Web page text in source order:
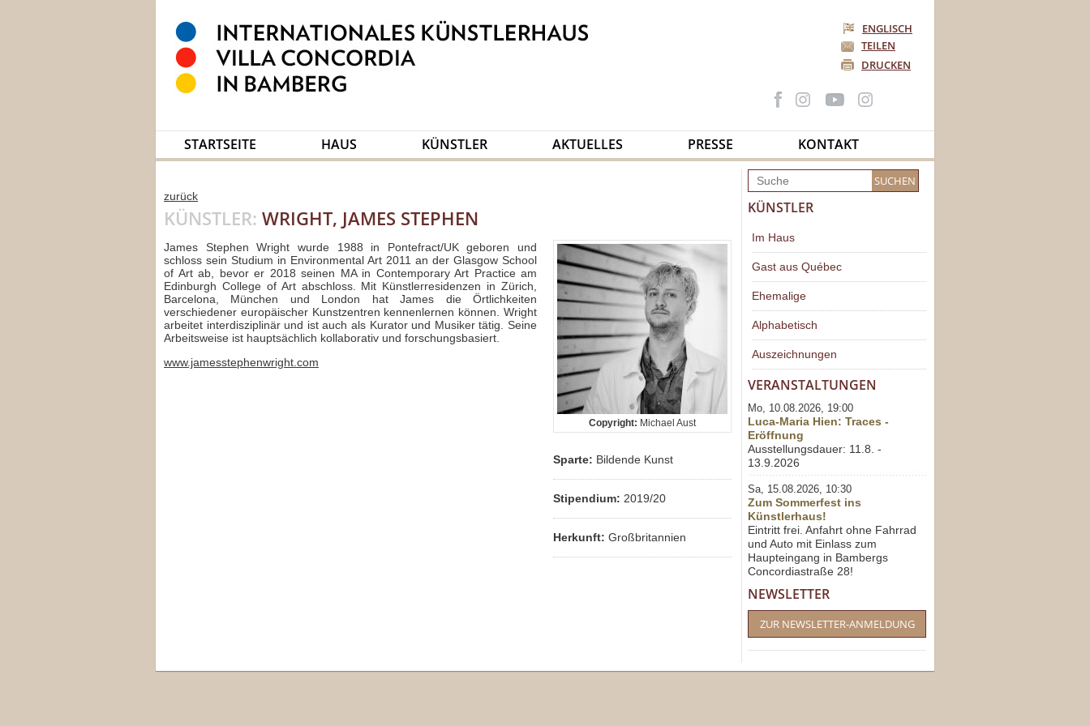
ENGLISCH
TEILEN
DRUCKEN
STARTSEITE HAUS KÜNSTLER AKTUELLES PRESSE KONTAKT
zurück
KÜNSTLER: WRIGHT, JAMES STEPHEN
Copyright: Michael Aust
Sparte: Bildende Kunst
Stipendium: 2019/20
Herkunft: Großbritannien
James Stephen Wright wurde 1988 in Pontefract/UK geboren und
schloss sein Studium in Environmental Art 2011 an der Glasgow School
of Art ab, bevor er 2018 seinen MA in Contemporary Art Practice am
Edinburgh College of Art abschloss. Mit Künstlerresidenzen in Zürich,
Barcelona, München und London hat James die Örtlichkeiten
verschiedener europäischer Kunstzentren kennenlernen können. Wright
arbeitet interdisziplinär und ist auch als Kurator und Musiker tätig. Seine
Arbeitsweise ist hauptsächlich kollaborativ und forschungsbasiert.
www.jamesstephenwright.com
KÜNSTLER
Im Haus
Gast aus Québec
Ehemalige
Alphabetisch
Auszeichnungen
VERANSTALTUNGEN
Mo, 10.08.2026, 19:00
Luca-Maria Hien: Traces -
Eröffnung
Ausstellungsdauer: 11.8. -
13.9.2026
Sa, 15.08.2026, 10:30
Zum Sommerfest ins
Künstlerhaus!
Eintritt frei. Anfahrt ohne Fahrrad
und Auto mit Einlass zum
Haupteingang in Bambergs
Concordiastraße 28!
NEWSLETTER
ZUR NEWSLETTER-ANMELDUNG